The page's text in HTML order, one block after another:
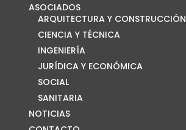
ASOCIADOS
ARQUITECTURA Y CONSTRUCCIÓN
CIENCIA Y TÉCNICA
INGENIERÍA
JURÍDICA Y ECONÓMICA
SOCIAL
SANITARIA
NOTICIAS